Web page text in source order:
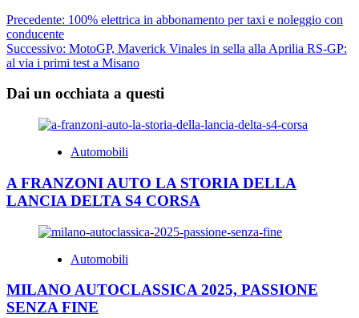
Navigazione
articolo
Precedente: 100% elettrica in abbonamento per taxi e noleggio con
conducente
Successivo: MotoGP, Maverick Vinales in sella alla Aprilia RS-GP:
al via i primi test a Misano
Dai un occhiata a questi
Automobili
A FRANZONI AUTO LA STORIA DELLA
LANCIA DELTA S4 CORSA
Automobili
MILANO AUTOCLASSICA 2025, PASSIONE
SENZA FINE